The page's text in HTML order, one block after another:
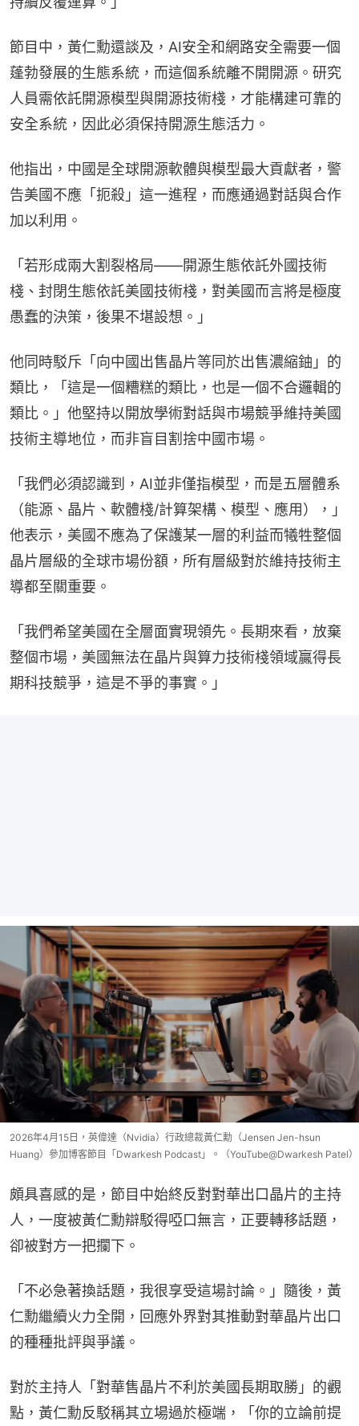
節目中，黃仁勳還談及，AI安全和網路安全需要一個
蓬勃發展的生態系統，而這個系統離不開開源。研究
人員需依託開源模型與開源技術棧，才能構建可靠的
安全系統，因此必須保持開源生態活力。
他指出，中國是全球開源軟體與模型最大貢獻者，警
告美國不應「扼殺」這一進程，而應通過對話與合作
加以利用。
「若形成兩大割裂格局——開源生態依託外國技術
棧、封閉生態依託美國技術棧，對美國而言將是極度
愚蠢的決策，後果不堪設想。」
他同時駁斥「向中國出售晶片等同於出售濃縮鈾」的
類比，「這是一個糟糕的類比，也是一個不合邏輯的
類比。」他堅持以開放學術對話與市場競爭維持美國
技術主導地位，而非盲目割捨中國市場。
「我們必須認識到，AI並非僅指模型，而是五層體系
（能源、晶片、軟體棧/計算架構、模型、應用），」
他表示，美國不應為了保護某一層的利益而犧牲整個
晶片層級的全球市場份額，所有層級對於維持技術主
導都至關重要。
「我們希望美國在全層面實現領先。長期來看，放棄
整個市場，美國無法在晶片與算力技術棧領域贏得長
期科技競爭，這是不爭的事實。」
2026年4月15日，英偉達（Nvidia）行政總裁黃仁勳（Jensen Jen-hsun
Huang）參加博客節目「Dwarkesh Podcast」。（YouTube@Dwarkesh Patel）
頗具喜感的是，節目中始終反對對華出口晶片的主持
人，一度被黃仁勳辯駁得啞口無言，正要轉移話題，
卻被對方一把攔下。
「不必急著換話題，我很享受這場討論。」隨後，黃
仁勳繼續火力全開，回應外界對其推動對華晶片出口
的種種批評與爭議。
對於主持人「對華售晶片不利於美國長期取勝」的觀
點，黃仁勳反駁稱其立場過於極端，「你的立論前提